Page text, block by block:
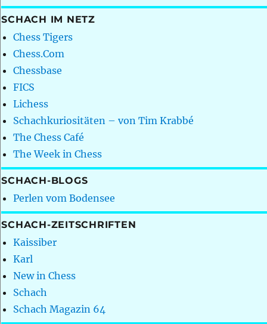
SCHACH IM NETZ
Chess Tigers
Chess.Com
Chessbase
FICS
Lichess
Schachkuriositäten – von Tim Krabbé
The Chess Café
The Week in Chess
SCHACH-BLOGS
Perlen vom Bodensee
SCHACH-ZEITSCHRIFTEN
Kaissiber
Karl
New in Chess
Schach
Schach Magazin 64